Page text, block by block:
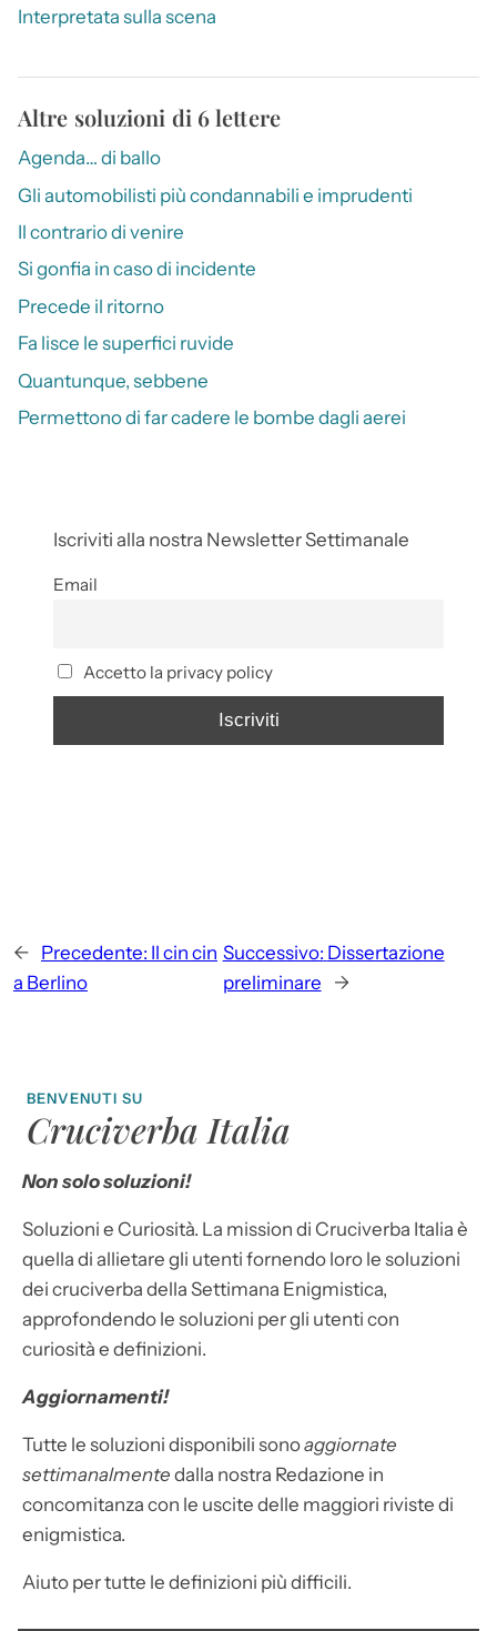
Interpretata sulla scena
Altre soluzioni di 6 lettere
Agenda… di ballo
Gli automobilisti più condannabili e imprudenti
Il contrario di venire
Si gonfia in caso di incidente
Precede il ritorno
Fa lisce le superfici ruvide
Quantunque, sebbene
Permettono di far cadere le bombe dagli aerei
Iscriviti alla nostra Newsletter Settimanale
Email
Accetto la privacy policy
← Precedente: Il cin cin
a Berlino
Successivo: Dissertazione
preliminare
→
BENVENUTI SU
Cruciverba Italia
Non solo soluzioni!
Soluzioni e Curiosità. La mission di Cruciverba Italia è
quella di allietare gli utenti fornendo loro le soluzioni
dei cruciverba della Settimana Enigmistica,
approfondendo le soluzioni per gli utenti con
curiosità e definizioni.
Aggiornamenti!
Tutte le soluzioni disponibili sonoaggiornate
settimanalmente dalla nostra Redazione in
concomitanza con le uscite delle maggiori riviste di
enigmistica.
Aiuto per tutte le definizioni più difficili.